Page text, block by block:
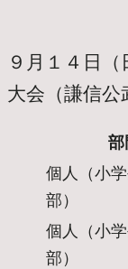
９月１４日
大会（謙信公
部
個人（小
部）
個人（小
部）